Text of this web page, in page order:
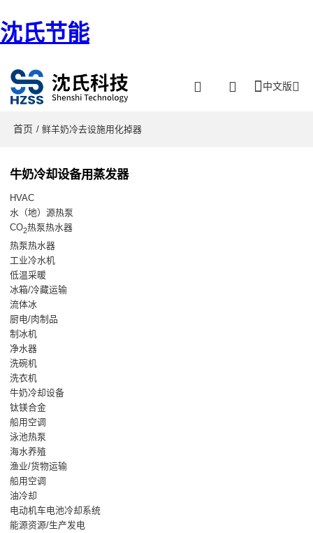
沈氏节能
中文版
首页 / 鲜羊奶冷去设施用化掉器
牛奶冷却设备用蒸发器
HVAC
水（地）源热泵
CO2热泵热水器
热泵热水器
工业冷水机
低温采暖
冰箱/冷藏运输
流体冰
厨电/肉制品
制冰机
净水器
洗碗机
洗衣机
牛奶冷却设备
钛镁合金
船用空调
泳池热泵
海水养殖
渔业/货物运输
船用空调
油冷却
电动机车电池冷却系统
能源资源/生产发电